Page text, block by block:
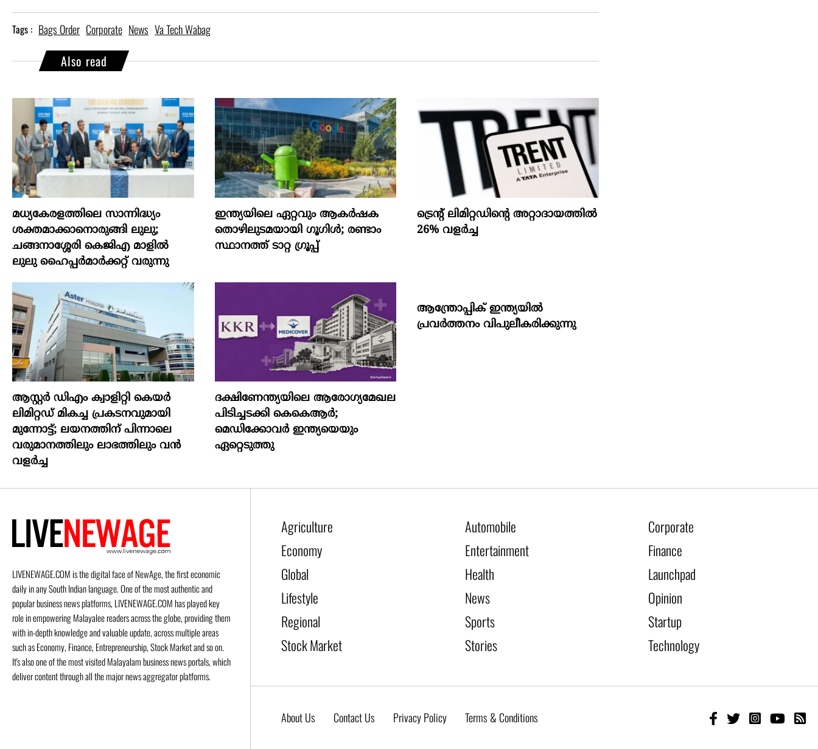
Tags : Bags Order Corporate News Va Tech Wabag
Also read
മധ്യകേരളത്തിലെ സാന്നിദ്ധ്യം
ശക്തമാക്കാനൊരുങ്ങി ലുലു;
ചങ്ങനാശ്ശേരി കെജിഎ മാളിൽ
ലുലു ഹൈപ്പർമാർക്കറ്റ് വരുന്നു
ഇന്ത്യയിലെ ഏറ്റവും ആകര്‍ഷക
തൊഴിലുടമയായി ഗൂഗിള്‍; രണ്ടാം
സ്ഥാനത്ത് ടാറ്റ ഗ്രൂപ്പ്
ട്രെന്റ് ലിമിറ്റഡിന്റെ അറ്റാദായത്തിൽ
26% വളര്‍ച്ച
ആസ്റ്റർ ഡിഎം ക്വാളിറ്റി കെയർ
ലിമിറ്റഡ് മികച്ച പ്രകടനവുമായി
മുന്നോട്ട്; ലയനത്തിന് പിന്നാലെ
വരുമാനത്തിലും ലാഭത്തിലും വൻ
വളർച്ച
ദക്ഷിണേന്ത്യയിലെ ആരോഗ്യമേഖല
പിടിച്ചടക്കി കെകെആർ;
മെഡിക്കോവർ ഇന്ത്യയെയും
ഏറ്റെടുത്തു
ആന്ത്രോപ്പിക് ഇന്ത്യയില്‍
പ്രവര്‍ത്തനം വിപുലീകരിക്കുന്നു
LIVENEWAGE.COM is the digital face of NewAge, the first economic
daily in any South Indian language. One of the most authentic and
popular business news platforms, LIVENEWAGE.COM has played key
role in empowering Malayalee readers across the globe, providing them
with in-depth knowledge and valuable update, across multiple areas
such as Economy, Finance, Entrepreneurship, Stock Market and so on.
It's also one of the most visited Malayalam business news portals, which
deliver content through all the major news aggregator platforms.
Agriculture Automobile
Corporate
Economy
Entertainment
Finance
Global
Health
Launchpad
Lifestyle
News
Opinion
Regional
Sports
Startup
Stock Market
Stories Technology
About Us Contact Us Privacy Policy Terms & Conditions